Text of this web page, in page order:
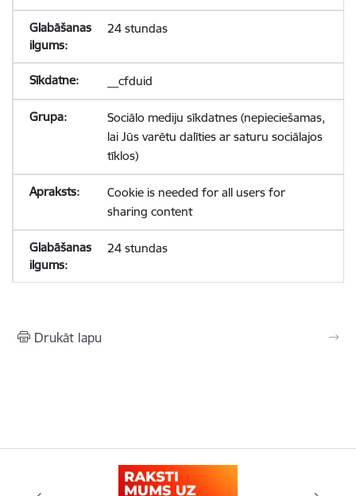
24 stundas
__cfduid
Sociālo mediju sīkdatnes (nepieciešamas,
lai Jūs varētu dalīties ar saturu sociālajos
tīklos)
Cookie is needed for all users for
sharing content
24 stundas
Drukāt lapu